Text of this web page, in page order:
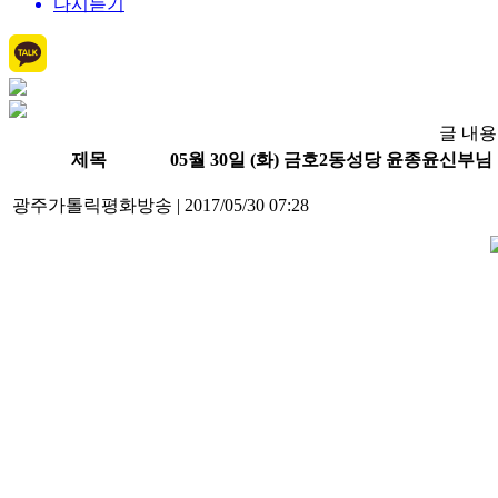
다시듣기
글 내
제목
05월 30일 (화) 금호2동성당 윤종윤신부님
광주가톨릭평화방송 | 2017/05/30 07:28